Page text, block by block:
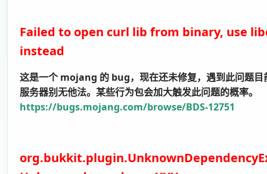
Failed to open curl lib from binary, use
instead
这是一个 mojang 的 bug，现在还未修复，遇到此问题目
服务器别无他法。某些行为包会加大触发此问题的概率。
https://bugs.mojang.com/browse/BDS-12751